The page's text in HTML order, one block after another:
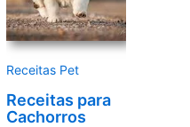
Receitas Pet
Receitas para
Cachorros